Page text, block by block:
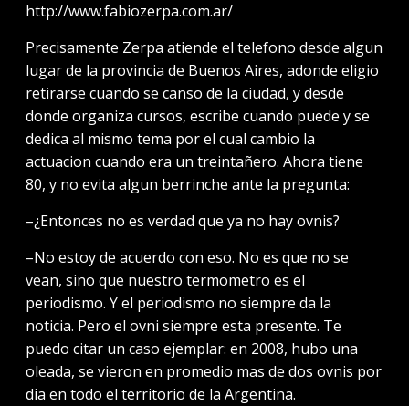
http://www.fabiozerpa.com.ar/
Precisamente Zerpa atiende el telefono desde algun
lugar de la provincia de Buenos Aires, adonde eligio
retirarse cuando se canso de la ciudad, y desde
donde organiza cursos, escribe cuando puede y se
dedica al mismo tema por el cual cambio la
actuacion cuando era un treintañero. Ahora tiene
80, y no evita algun berrinche ante la pregunta:
–¿Entonces no es verdad que ya no hay ovnis?
–No estoy de acuerdo con eso. No es que no se
vean, sino que nuestro termometro es el
periodismo. Y el periodismo no siempre da la
noticia. Pero el ovni siempre esta presente. Te
puedo citar un caso ejemplar: en 2008, hubo una
oleada, se vieron en promedio mas de dos ovnis por
dia en todo el territorio de la Argentina.